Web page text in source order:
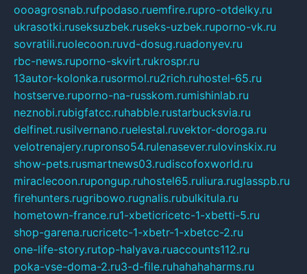
oooagrosnab.rufpodaso.ruemfire.rupro-otdelky.ru
ukrasotki.ruseksuzbek.ruseks-uzbek.ruporno-vk.ru
sovratili.ruolecoon.ruvd-dosug.ruadonyev.ru
rbc-news.ruporno-skvirt.rukrospr.ru
13autor-kolonka.rusormol.ru2rich.ruhostel-65.ru
hostserve.ruporno-na-russkom.rumishinlab.ru
neznobi.rubigfatcc.ruhabble.rustarbucksvia.ru
delfinet.rusilvernano.ruelestal.ruvektor-doroga.ru
velotrenajery.rupronso54.rulenasever.rulovinskix.ru
show-pets.rusmartnews03.rudiscofoxworld.ru
miraclecoon.rupongup.ruhostel65.ruliura.ruglasspb.ru
firehunters.rugribowo.rugnalis.rubulkitula.ru
hometown-france.ru1-xbeticricetc-1-xbetti-5.ru
shop-garena.rucricetc-1-xbetr-1-xbetcc-2.ru
one-life-story.rutop-halyava.ruaccounts112.ru
poka-vse-doma-2.ru3-d-file.ruhahahaharms.ru